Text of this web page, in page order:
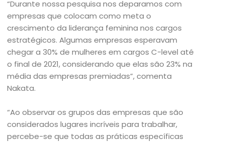
“Durante nossa pesquisa nos deparamos com
empresas que colocam como meta o
crescimento da liderança feminina nos cargos
estratégicos. Algumas empresas esperavam
chegar a 30% de mulheres em cargos C-level até
o final de 2021, considerando que elas são 23% na
média das empresas premiadas”, comenta
Nakata.
“Ao observar os grupos das empresas que são
considerados lugares incríveis para trabalhar,
percebe-se que todas as práticas específicas